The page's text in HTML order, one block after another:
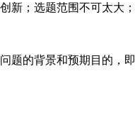
；选题范围不可太大；
的背景和预期目的，即